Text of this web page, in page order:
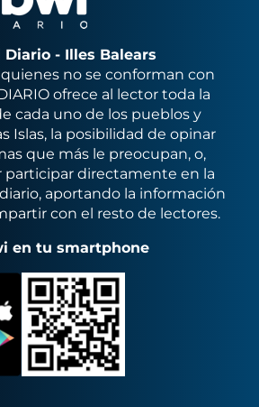
Diario - Illes Balears
no se conforman con
ofrece al lector toda la
cada uno de los pueblos y
Islas, la posibilidad de opinar
que más le preocupan, o,
participar directamente en la
aportando la información
con el resto de lectores.
en tu smartphone